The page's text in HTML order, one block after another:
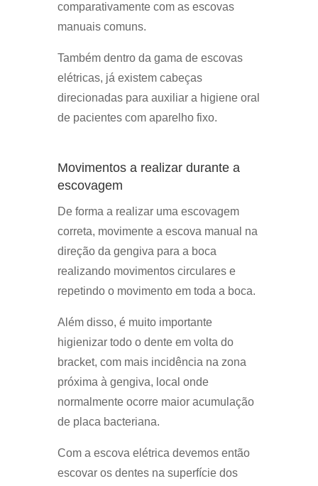
comparativamente com as escovas
manuais comuns.
Também dentro da gama de escovas
elétricas, já existem cabeças
direcionadas para auxiliar a higiene oral
de pacientes com aparelho fixo.
Movimentos a realizar durante a
escovagem
De forma a realizar uma escovagem
correta, movimente a escova manual na
direção da gengiva para a boca
realizando movimentos circulares e
repetindo o movimento em toda a boca.
Além disso, é muito importante
higienizar todo o dente em volta do
bracket, com mais incidência na zona
próxima à gengiva, local onde
normalmente ocorre maior acumulação
de placa bacteriana.
Com a escova elétrica devemos então
escovar os dentes na superfície dos